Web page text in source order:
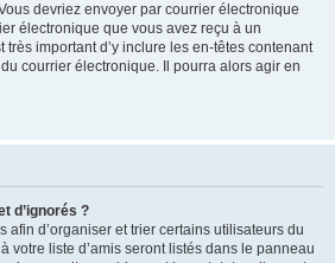
devriez envoyer par courrier électronique
électronique que vous avez reçu à un
très important d’y inclure les en-têtes contenant
courrier électronique. Il pourra alors agir en
d’ignorés ?
afin d’organiser et trier certains utilisateurs du
votre liste d’amis seront listés dans le panneau